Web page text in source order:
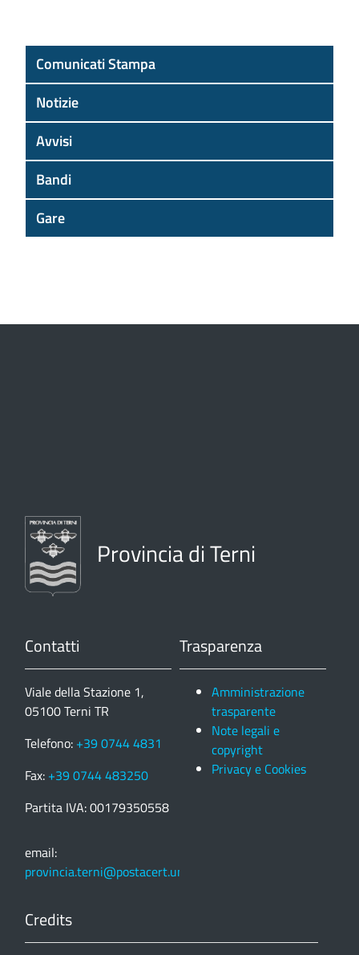
Comunicati Stampa
Notizie
Avvisi
Bandi
Gare
Provincia di Terni
Contatti
Viale della Stazione 1,
05100 Terni TR
Telefono: +39 0744 4831
Fax: +39 0744 483250
Partita IVA: 00179350558
email:
provincia.terni@postacert.umbria.it
Trasparenza
Amministrazione
trasparente
Note legali e
copyright
Privacy e Cookies
Credits